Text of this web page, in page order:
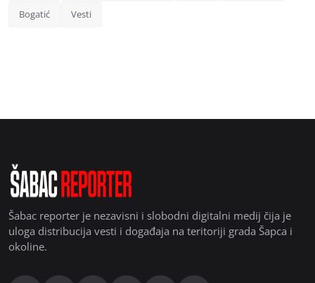
Bogatić Vesti
Šabac reporter je nezavisni i slobodni digitalni medij čija je
uloga distribucija vesti i događaja na teritoriji grada Šapca i
okoline.